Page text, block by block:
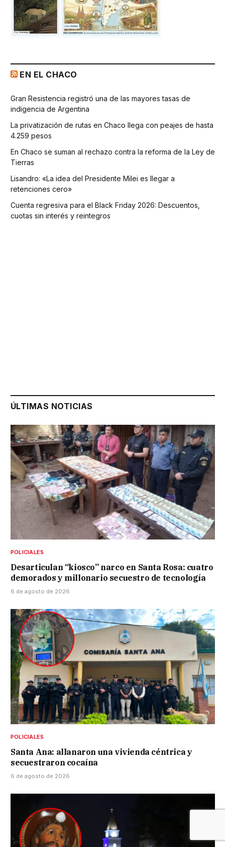
EN EL CHACO
Gran Resistencia registró una de las mayores tasas de
indigencia de Argentina
La privatización de rutas en Chaco llega con peajes de hasta
4.259 pesos
En Chaco se suman al rechazo contra la reforma de la Ley de
Tierras
Lisandro: «La idea del Presidente Milei es llegar a
retenciones cero»
Cuenta regresiva para el Black Friday 2026: Descuentos,
cuotas sin interés y reintegros
ÚLTIMAS NOTICIAS
POLICIALES
Desarticulan “kiosco” narco en Santa Rosa: cuatro
demorados y millonario secuestro de tecnología
6 de agosto de 2026
POLICIALES
Santa Ana: allanaron una vivienda céntrica y
secuestraron cocaína
6 de agosto de 2026